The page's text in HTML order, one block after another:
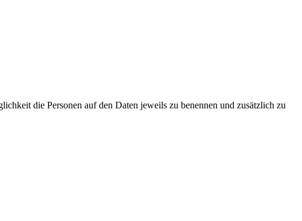
die Personen auf den Daten jeweils zu benennen und zusätzlich zu